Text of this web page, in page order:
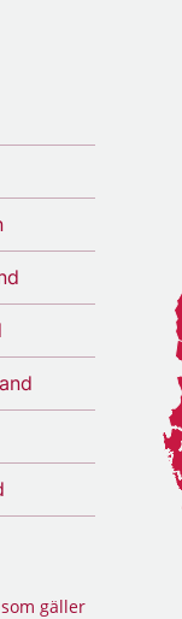
gäller